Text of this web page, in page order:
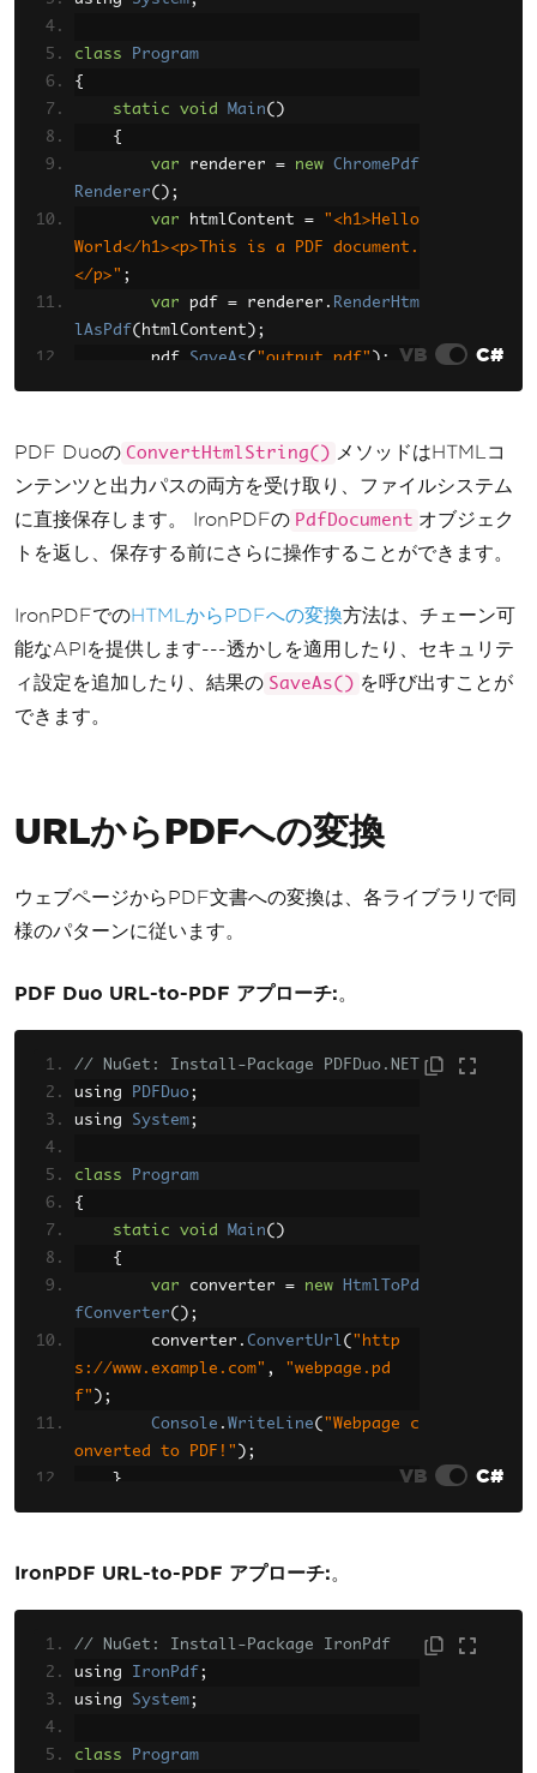
class
Program
{
static
void Main()
{
var renderer = new
ChromePdf
Renderer();
var htmlContent =
"<h1>Hello
World</h1><p>This is a PDF document.
</p>" ;
var pdf = renderer . RenderHtm
lAsPdf( htmlContent );
        pdf
SaveAs( "output.pdf" );
VB C#
PDF Duoの ConvertHtmlString() メソッドはHTMLコ
ンテンツと出力パスの両方を受け取り、ファイルシステム
に直接保存します。 IronPDFの PdfDocument オブジェク
トを返し、保存する前にさらに操作することができます。
IronPDFでのHTMLからPDFへの変換方法は、チェーン可
能なAPIを提供します---透かしを適用したり、セキュリテ
ィ設定を追加したり、結果の SaveAs() を呼び出すことが
できます。
URLからPDFへの変換
ウェブページからPDF文書への変換は、各ライブラリで同
様のパターンに従います。
PDF Duo URL-to-PDF アプローチ:。
// NuGet: Install-Package PDFDuo.NET
using
PDFDuo;
using System;
class
Program
{
static
void Main()
{
var converter = new
HtmlToPd
fConverter();
        converter
. ConvertUrl( "http
s://www.example.com" ,
"webpage.pd
f" );
Console . WriteLine( "Webpage c
onverted to PDF!" );
}
VB C#
IronPDF URL-to-PDF アプローチ:。
// NuGet: Install-Package IronPdf
using IronPdf ;
using System;
class
Program